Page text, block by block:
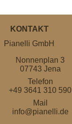
KONTAKT
Pianelli GmbH
Nonnenplan 3
07743 Jena
Telefon
+49 3641 310 590
Mail
info@pianelli.de